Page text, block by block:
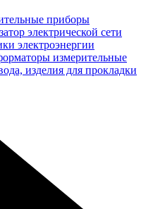
приборы
электрической сети
электроэнергии
измерительные
изделия для прокладки